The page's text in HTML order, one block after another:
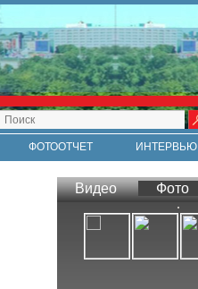
ФОТООТЧЕТ
ИНТЕРВЬЮ
Видео Фото